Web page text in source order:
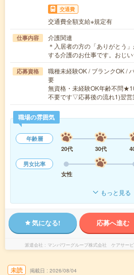
交通費
交通費全額支給※規定有
仕事内容
介護関連
＊入居者の方の「ありがとう
する介護のお仕事です。おじ
応募資格
職種未経験OK / ブランクOK /
要
無資格・未経験OK年齢不問
不要です▽応募後の流れ1)翌
職場の雰囲気
年齢層
20代
30代
男女比率
女性
もっと見る
気になる! 応募へ進む
派遣会社 マンパワーグループ株式会社 ケアサー
未読 掲載日 2026/08/04